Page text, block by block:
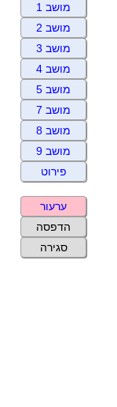
מושב 1
מושב 2
מושב 3
מושב 4
מושב 5
מושב 7
מושב 8
מושב 9
פירוט
ערעור
הדפסה
סגירה